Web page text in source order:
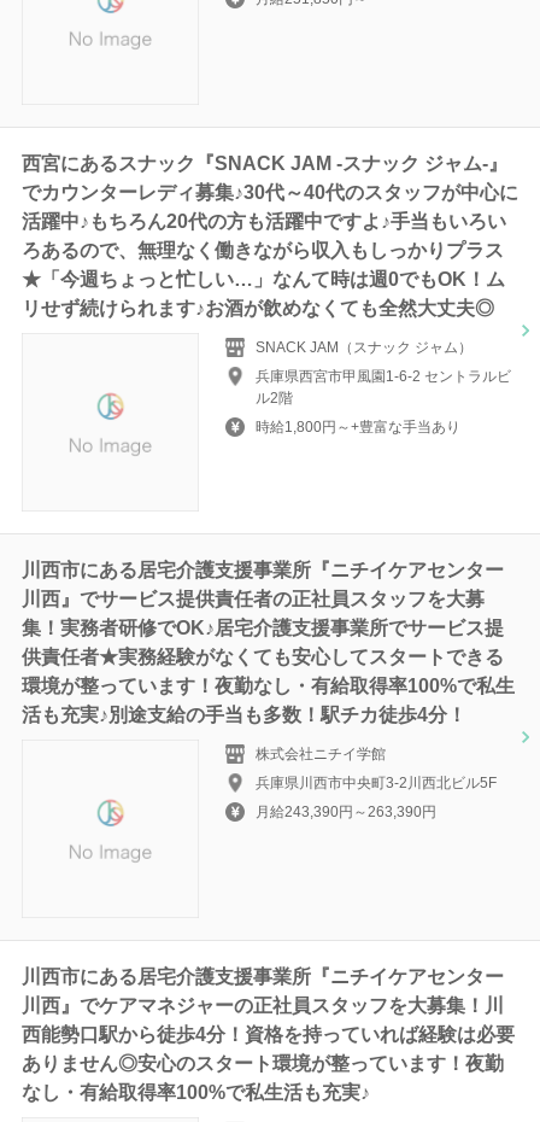
西宮にあるスナック『SNACK JAM -スナック ジャム-』
でカウンターレディ募集♪30代～40代のスタッフが中心に
活躍中♪もちろん20代の方も活躍中ですよ♪手当もいろい
ろあるので、無理なく働きながら収入もしっかりプラス
★「今週ちょっと忙しい…」なんて時は週0でもOK！ム
リせず続けられます♪お酒が飲めなくても全然大丈夫◎
SNACK JAM（スナック ジャム）
兵庫県西宮市甲風園1-6-2 セントラルビ
ル2階
時給1,800円～+豊富な手当あり
川西市にある居宅介護支援事業所『ニチイケアセンター
川西』でサービス提供責任者の正社員スタッフを大募
集！実務者研修でOK♪居宅介護支援事業所でサービス提
供責任者★実務経験がなくても安心してスタートできる
環境が整っています！夜勤なし・有給取得率100%で私生
活も充実♪別途支給の手当も多数！駅チカ徒歩4分！
株式会社ニチイ学館
兵庫県川西市中央町3-2川西北ビル5F
月給243,390円～263,390円
川西市にある居宅介護支援事業所『ニチイケアセンター
川西』でケアマネジャーの正社員スタッフを大募集！川
西能勢口駅から徒歩4分！資格を持っていれば経験は必要
ありません◎安心のスタート環境が整っています！夜勤
なし・有給取得率100%で私生活も充実♪